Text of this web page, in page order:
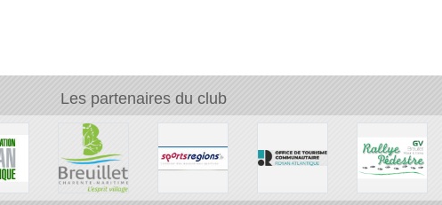
Les partenaires du club